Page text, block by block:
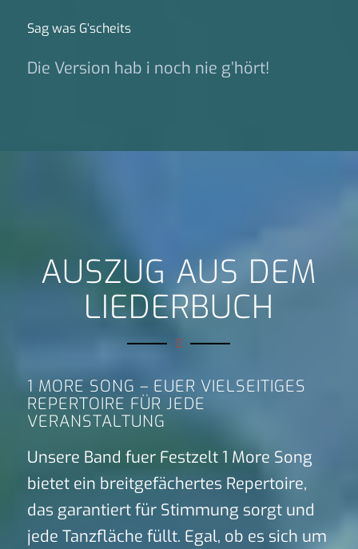
Sag was G‘scheits
Die Version hab i noch nie g’hört!
AUSZUG AUS DEM
LIEDERBUCH
1 MORE SONG – EUER VIELSEITIGES
REPERTOIRE FÜR JEDE
VERANSTALTUNG
Unsere Band fuer Festzelt 1 More Song
bietet ein breitgefächertes Repertoire,
das garantiert für Stimmung sorgt und
jede Tanzfläche füllt. Egal, ob es sich um